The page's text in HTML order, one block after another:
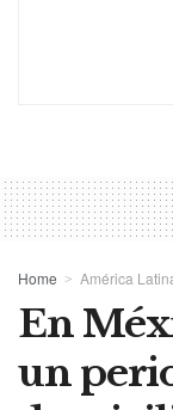
Home América
En
un